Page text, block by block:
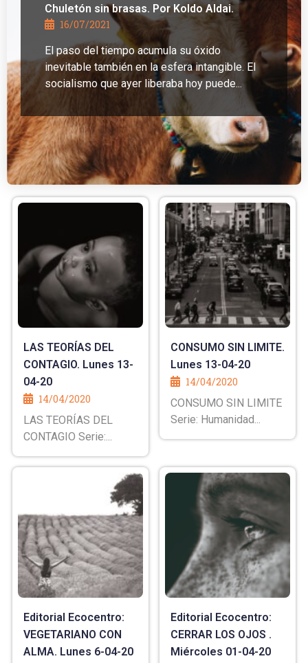
Chuletón sin brasas. Por Koldo Aldai.
16/07/2021
El paso del tiempo acumula su óxido
inevitable también en la esfera intangible. El
socialismo que ayer liberaba hoy puede...
LAS TEORÍAS DEL
CONTAGIO. Lunes 13-
04-20
14/04/2020
LAS TEORÍAS DEL
CONTAGIO Serie:...
CONSUMO SIN LIMITE.
Lunes 13-04-20
14/04/2020
CONSUMO SIN LIMITE
Serie: Humanidad...
Editorial Ecocentro:
VEGETARIANO CON
ALMA. Lunes 6-04-20
Editorial Ecocentro:
CERRAR LOS OJOS .
Miércoles 01-04-20